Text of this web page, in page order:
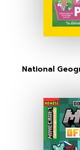
National